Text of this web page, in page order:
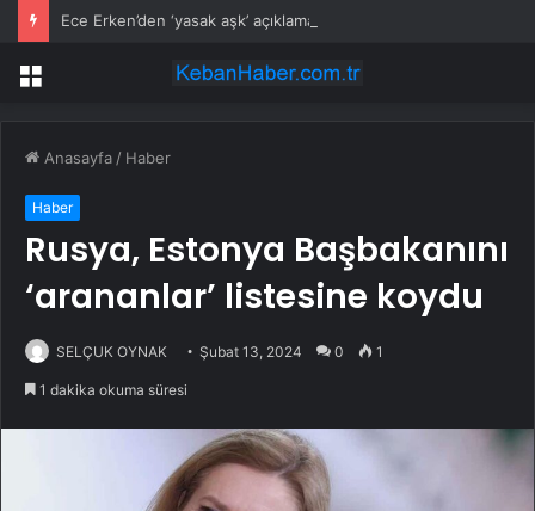
Menü
Anasayfa / Haber
Haber
Rusya, Estonya Başbakanını
‘arananlar’ listesine koydu
SELÇUK OYNAK Şubat 13, 2024 0 1
1 dakika okuma süresi